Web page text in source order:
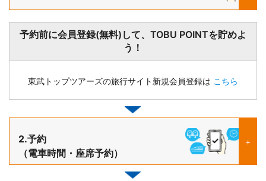
予約前に会員登録(無料)して、TOBU POINTを貯めよ
う！
東武トップツアーズの旅行サイト新規会員登録は こちら
2.予約
（電車時間・座席予約）
+